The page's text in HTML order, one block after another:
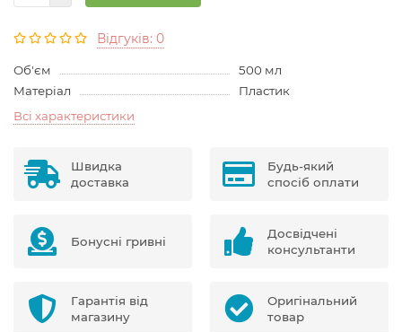
Відгуків: 0
Об'єм
500 мл
Матеріал
Пластик
Всі характеристики
Швидка
доставка
Будь-який
спосіб оплати
Бонусні гривні
Досвідчені
консультанти
Гарантія від
магазину
Оригінальний
товар